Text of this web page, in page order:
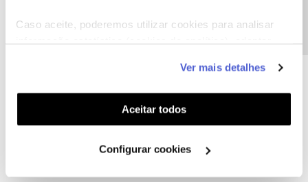
Caso aceite, poderemos utilizar cookies para analisar
funcionalidades (cookies de personalização e
funcionalidade) e adaptar anúncios aos seus interesses
(cookies de publicidade personalizada). Pode gerir a
utilização dos cookies clicando em "Configurar
Ver mais detalhes
Aceitar todos
Configurar cookies
Saiba como remover o número alternativo em my.nos.pt ao